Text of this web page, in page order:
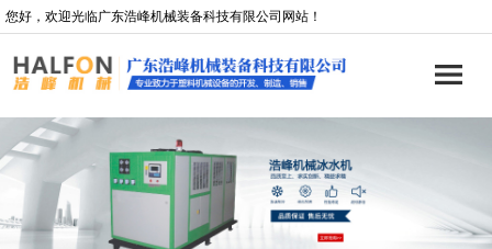
您好，欢迎光临广东浩峰机械装备科技有限公司网站！